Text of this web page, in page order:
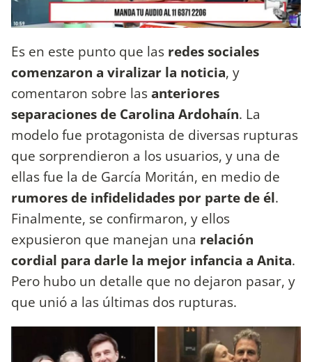
Es en este punto que las redes sociales
comenzaron a viralizar la noticia, y
comentaron sobre lasanteriores
separaciones de Carolina Ardohaín. La
modelo fue protagonista de diversas rupturas
que sorprendieron a los usuarios, y una de
ellas fue la de García Moritán, en medio de
rumores de infidelidades por parte de él.
Finalmente, se confirmaron, y ellos
expusieron que manejan una relación
cordial para darle la mejor infancia a Anita.
Pero hubo un detalle que no dejaron pasar, y
que unió a las últimas dos rupturas.